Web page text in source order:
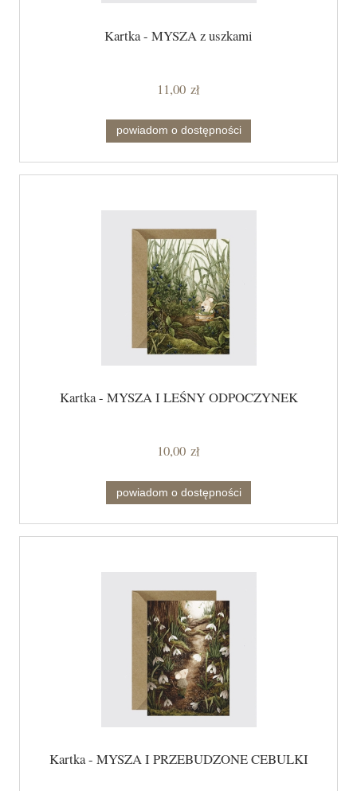
Kartka - MYSZA z uszkami
11,00 zł
powiadom o dostępności
Kartka - MYSZA I LEŚNY ODPOCZYNEK
10,00 zł
powiadom o dostępności
Kartka - MYSZA I PRZEBUDZONE CEBULKI